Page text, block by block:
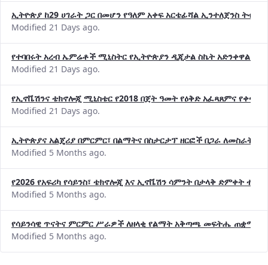
ኢትዮጵያ ከ29 ሀገራት ጋር በመሆን የዓለም አቀፍ አርቴፊሻል ኢንተለጀንስ
Modified 21 Days ago.
የተባበሩት አረብ ኤምሬቶች ሚኒስትር የኢትዮጵያን ዲጂታል ስኬት አድንቀዋል
Modified 21 Days ago.
የኢኖቬሽንና ቴክኖሎጂ ሚኒስቴር የ2018 በጀት ዓመት የዕቅድ አፈጻጸምና
Modified 21 Days ago.
ኢትዮጵያና አልጄሪያ በምርምር፣ በልማትና በስታርታፕ ዘርፎች በጋራ ለመስራት
Modified 5 Months ago.
የ2026 የአፍሪካ የሳይንስ፣ ቴክኖሎጂ እና ኢኖቬሽን ሳምንት በታላቅ ድምቀት
Modified 5 Months ago.
የሳይንሳዊ ጥናትና ምርምር ሥራዎች ለዘላቂ የልማት አቅጣጫ መፍትሔ ጠቋሚ
Modified 5 Months ago.